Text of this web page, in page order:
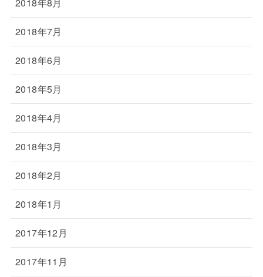
2018年7月
2018年6月
2018年5月
2018年4月
2018年3月
2018年2月
2018年1月
2017年12月
2017年11月